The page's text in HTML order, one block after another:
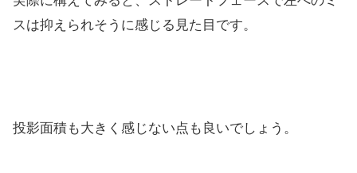
スは抑えられそうに感じる見た目です。
投影面積も大きく感じない点も良いでしょう。